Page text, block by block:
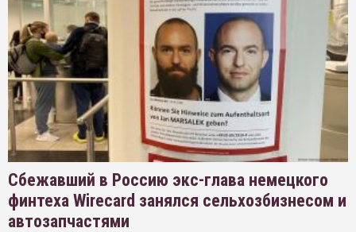
Сбежавший в Россию экс-глава немецкого
финтеха Wirecard занялся сельхозбизнесом и
автозапчастями